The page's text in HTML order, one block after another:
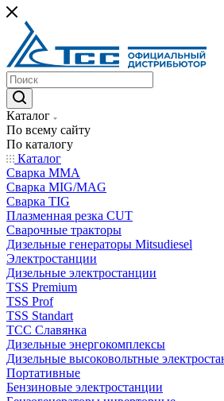
Каталог
По всему сайту
По каталогу
Каталог
Сварка MMA
Сварка MIG/MAG
Сварка TIG
Плазменная резка CUT
Сварочные тракторы
Дизельные генераторы Mitsudiesel
Электростанции
Дизельные электростанции
TSS Premium
TSS Prof
TSS Standart
ТСС Славянка
Дизельные энергокомплексы
Дизельные высоковольтные
Портативные
Бензиновые электростанции